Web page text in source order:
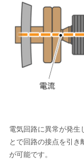
電気回路に異常が発生
とで回路の接点を引き
が可能です。